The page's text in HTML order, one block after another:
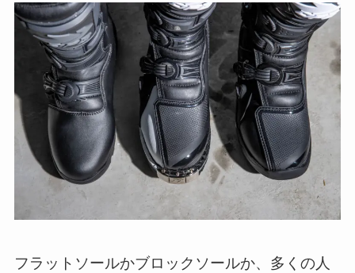
フラットソールかブロックソールか、多くの人